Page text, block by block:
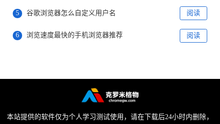
5 谷歌浏览器怎么自定义用户名 阅读
6 浏览速度最快的手机浏览器推荐 阅读
本站提供的软件仅为个人学习测试使用，请在下载后24小时内删除，